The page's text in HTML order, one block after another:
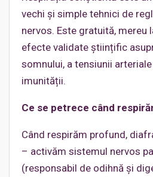
vechi și simple tehnici de
nervos. Este gratuită, mereu
efecte validate științific
somnului, a tensiunii
imunității.
Ce se petrece când
Când respirăm profund,
– activăm sistemul nervos
(responsabil de odihnă și